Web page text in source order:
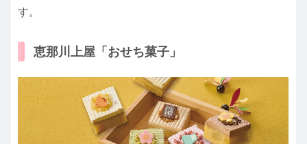
す。
恵那川上屋「おせち菓子」